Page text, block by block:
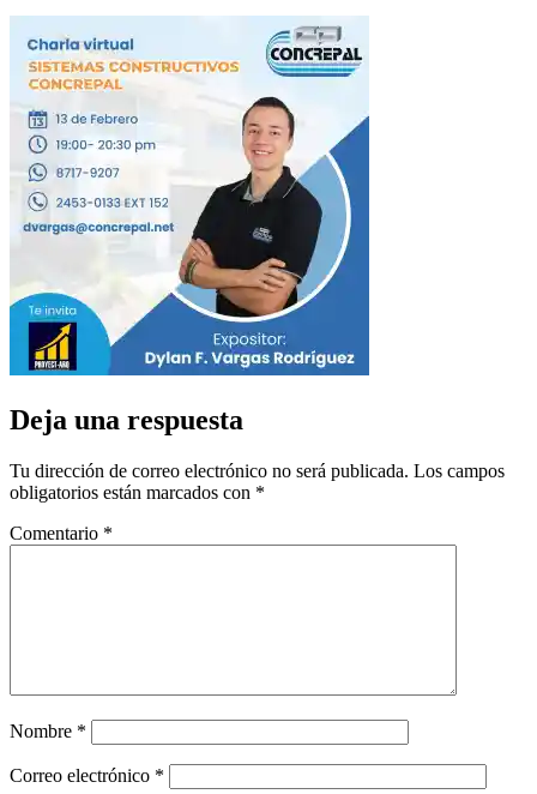
Deja una respuesta
Tu dirección de correo electrónico no será publicada. Los campos
obligatorios están marcados con *
Comentario *
Nombre *
Correo electrónico *